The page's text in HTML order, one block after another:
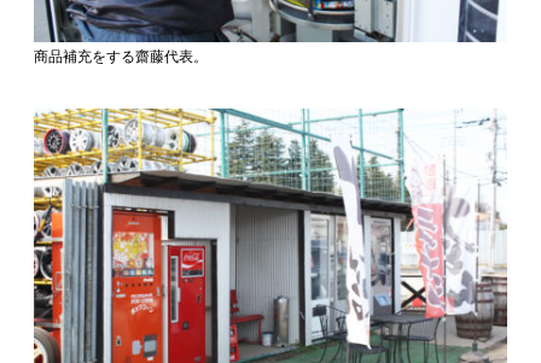
商品補充をする齋藤代表。